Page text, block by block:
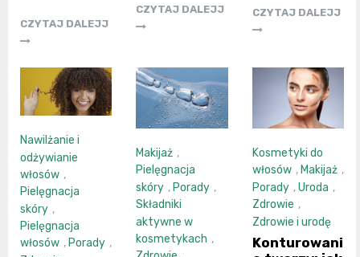
CZYTAJ DALEJJ
CZYTAJ DALEJJ CZYTAJ DALEJJ
Nawilżanie i
odżywianie
włosów ,
Pielęgnacja
skóry ,
Pielęgnacja
włosów , Porady ,
Makijaż ,
Pielęgnacja
skóry , Porady ,
Składniki
aktywne w
kosmetykach ,
Kosmetyki do
włosów ,Makijaż ,
Porady ,Uroda ,
Zdrowie ,
Zdrowie i urodę
Konturowani